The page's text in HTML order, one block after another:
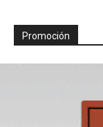
Promoción